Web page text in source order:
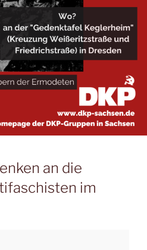
an die
im